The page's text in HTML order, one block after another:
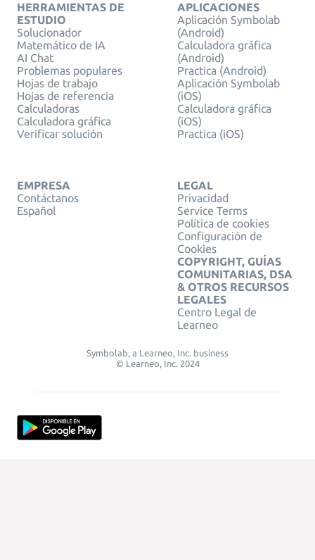
HERRAMIENTAS DE
ESTUDIO
Solucionador
Matemático de IA
AI Chat
Problemas populares
Hojas de trabajo
Hojas de referencia
Calculadoras
Calculadora gráfica
Verificar solución
APLICACIONES
Aplicación Symbolab
(Android)
Calculadora gráfica
(Android)
Practica (Android)
Aplicación Symbolab
(iOS)
Calculadora gráfica
(iOS)
Practica (iOS)
EMPRESA
Contáctanos
Español
LEGAL
Privacidad
Service Terms
Política de cookies
Configuración de
Cookies
COPYRIGHT, GUÍAS
COMUNITARIAS, DSA
& OTROS RECURSOS
LEGALES
Centro Legal de
Learneo
Symbolab, a Learneo, Inc. business
© Learneo, Inc. 2024